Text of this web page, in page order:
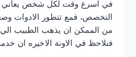
في اسرع وقت لكل شخص يعاني
التخصص، فمع تتطور الادوات
من الممكن ان يذهب الطبيب
فنلاحظ في الاونة الاخيره ان